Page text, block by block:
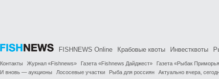
FISHNEWS Online Крабовые квоты Инвестквоты
Контакты Журнал «Fishnews» Газета «Fishnews Дайджест»
Газета «Рыбак
И вновь — аукционы
Лососевые участки Рыба для россиян Актуально вчера,